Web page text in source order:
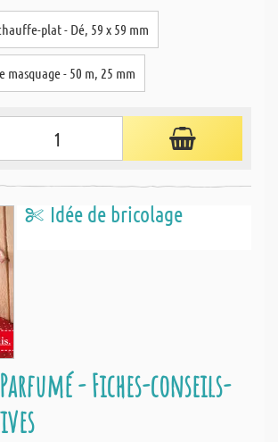
plat - Dé, 59 x 59 mm
masquage - 50 m, 25 mm
Idée de bricolage
- Fiches-conseils-